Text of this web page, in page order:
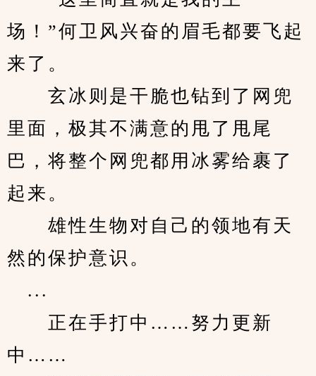
场！”何卫风兴奋的眉毛都要飞起
来了。
玄冰则是干脆也钻到了网兜
里面，极其不满意的甩了甩尾
巴，将整个网兜都用冰雾给裹了
起来。
雄性生物对自己的领地有天
然的保护意识。
...
正在手打中……努力更新
中……